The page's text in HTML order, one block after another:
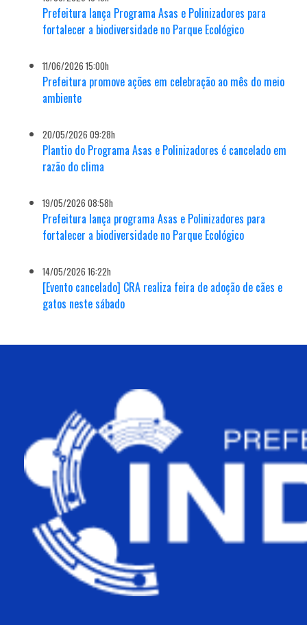
Prefeitura lança Programa Asas e Polinizadores para
fortalecer a biodiversidade no Parque Ecológico
11/06/2026 15:00h
Prefeitura promove ações em celebração ao mês do meio
ambiente
20/05/2026 09:28h
Plantio do Programa Asas e Polinizadores é cancelado em
razão do clima
19/05/2026 08:58h
Prefeitura lança programa Asas e Polinizadores para
fortalecer a biodiversidade no Parque Ecológico
14/05/2026 16:22h
[Evento cancelado] CRA realiza feira de adoção de cães e
gatos neste sábado